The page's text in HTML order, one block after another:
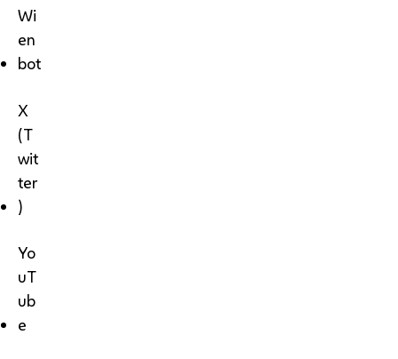
Wi
en
bot
X
(T
wit
ter
)
Yo
uT
ub
e